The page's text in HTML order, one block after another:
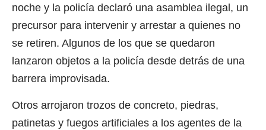
noche y la policía declaró una asamblea ilegal, un
precursor para intervenir y arrestar a quienes no
se retiren. Algunos de los que se quedaron
lanzaron objetos a la policía desde detrás de una
barrera improvisada.
Otros arrojaron trozos de concreto, piedras,
patinetas y fuegos artificiales a los agentes de la